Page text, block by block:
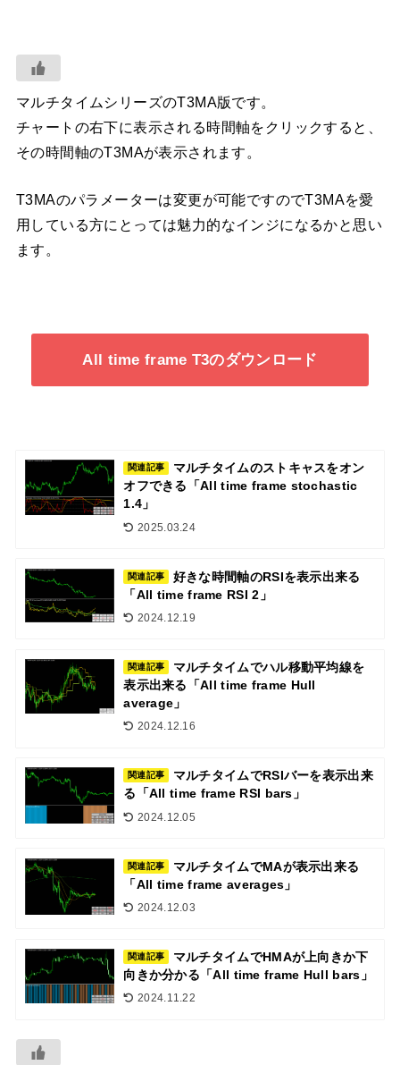
マルチタイムシリーズのT3MA版です。
チャートの右下に表示される時間軸をクリックすると、
その時間軸のT3MAが表示されます。
T3MAのパラメーターは変更が可能ですのでT3MAを愛
用している方にとっては魅力的なインジになるかと思い
ます。
All time frame T3のダウンロード
関連記事
マルチタイムのストキャスをオン
オフできる「All time frame stochastic
1.4」
2025.03.24
関連記事
好きな時間軸のRSIを表示出来る
「All time frame RSI 2」
2024.12.19
関連記事
マルチタイムでハル移動平均線を
表示出来る「All time frame Hull
average」
2024.12.16
関連記事
マルチタイムでRSIバーを表示出来
る「All time frame RSI bars」
2024.12.05
関連記事
マルチタイムでMAが表示出来る
「All time frame averages」
2024.12.03
関連記事
マルチタイムでHMAが上向きか下
向きか分かる「All time frame Hull bars」
2024.11.22